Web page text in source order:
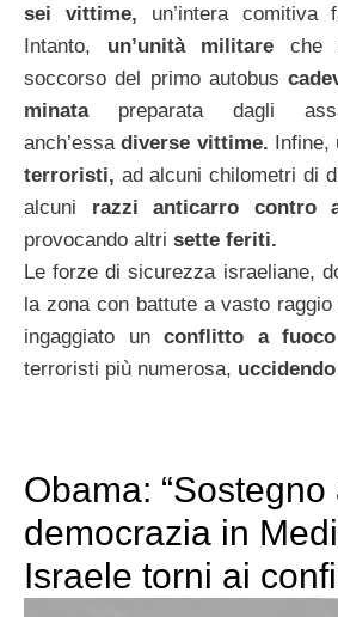
sei vittime, un’intera comitiva
Intanto, un’unità militare che
soccorso del primo autobus
minatapreparata dagli
anch’essadiverse vittime.
terroristi, ad alcuni chilometri di
alcuni razzi anticarro contro
provocando altri sette feriti.
Le forze di sicurezza israeliane,
la zona con battute a vasto
ingaggiato un conflitto a fuoco
terroristi più numerosa,
Obama: “Sostegno
democrazia in
Israele torni ai